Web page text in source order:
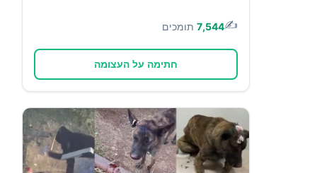
✍️
7,544 תומכים
חתימה על העצומה